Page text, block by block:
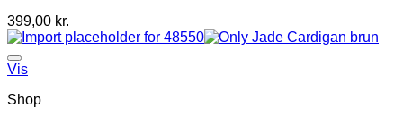
399,00 kr.
Vis
Shop